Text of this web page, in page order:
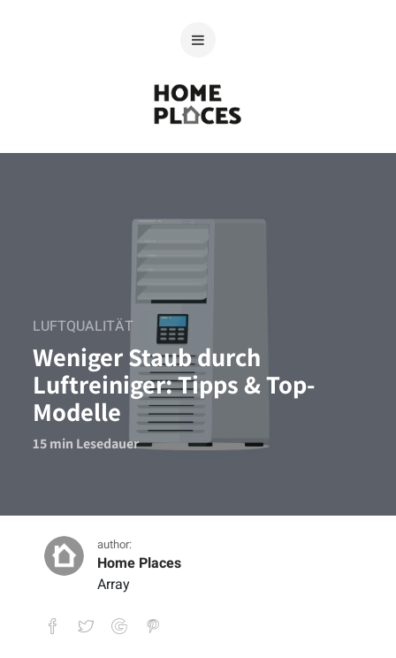
LUFTQUALITÄT
Weniger Staub durch
Luftreiniger: Tipps & Top-
Modelle
15min Lesedauer
author:
Home Places
Array